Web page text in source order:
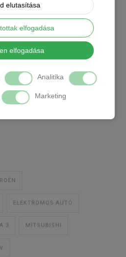
elutasítása
elfogadása
elfogadása
Analitika
Marketing
02-14
TEMPOMAT BESZERELÉS
ELEKTROMOS AUTÓ
3 MITSUBISHI